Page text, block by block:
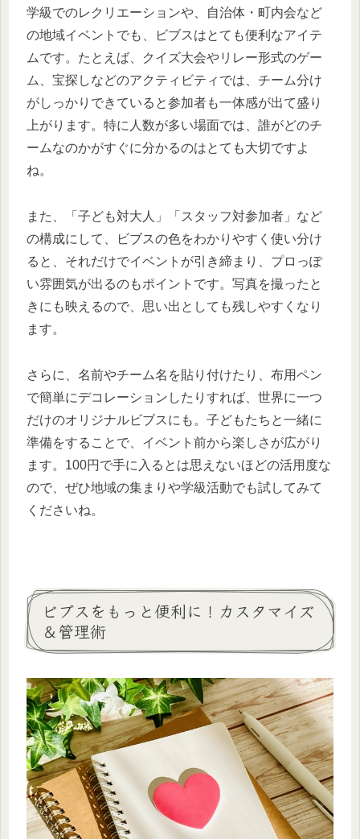
学級でのレクリエーションや、自治体・町内会など
の地域イベントでも、ビブスはとても便利なアイテ
ムです。たとえば、クイズ大会やリレー形式のゲー
ム、宝探しなどのアクティビティでは、チーム分け
がしっかりできていると参加者も一体感が出て盛り
上がります。特に人数が多い場面では、誰がどのチ
ームなのかがすぐに分かるのはとても大切ですよ
ね。
また、「子ども対大人」「スタッフ対参加者」など
の構成にして、ビブスの色をわかりやすく使い分け
ると、それだけでイベントが引き締まり、プロっぽ
い雰囲気が出るのもポイントです。写真を撮ったと
きにも映えるので、思い出としても残しやすくなり
ます。
さらに、名前やチーム名を貼り付けたり、布用ペン
で簡単にデコレーションしたりすれば、世界に一つ
だけのオリジナルビブスにも。子どもたちと一緒に
準備をすることで、イベント前から楽しさが広がり
ます。100円で手に入るとは思えないほどの活用度な
ので、ぜひ地域の集まりや学級活動でも試してみて
くださいね。
ビブスをもっと便利に！カスタマイズ
＆管理術